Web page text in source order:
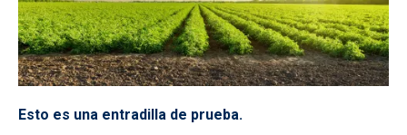
Esto es una entradilla de prueba.